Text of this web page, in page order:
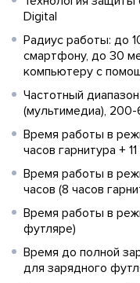
Digital
Радиус работы: до
смартфону, до 30
компьютеру с
Частотный
(мультимедиа), 200-
Время работы в
часов гарнитура +
Время работы в
часов (8 часов
Время работы в
футляре)
Время до полной
для зарядного